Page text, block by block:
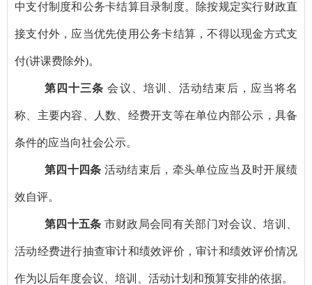
中支付制度和公务卡结算目录制度。除按规定实行财政直
接支付外，应当优先使用公务卡结算，不得以现金方式支
付(讲课费除外)。
第四十三条 会议、培训、活动结束后，应当将名
称、主要内容、人数、经费开支等在单位内部公示，具备
条件的应当向社会公示。
第四十四条 活动结束后，牵头单位应当及时开展绩
效自评。
第四十五条 市财政局会同有关部门对会议、培训、
活动经费进行抽查审计和绩效评价，审计和绩效评价情况
作为以后年度会议、培训、活动计划和预算安排的依据。